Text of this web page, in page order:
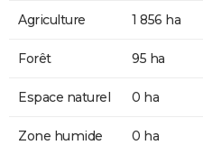
Agriculture 1 856 ha
Forêt 95 ha
Espace naturel 0 ha
Zone humide 0 ha